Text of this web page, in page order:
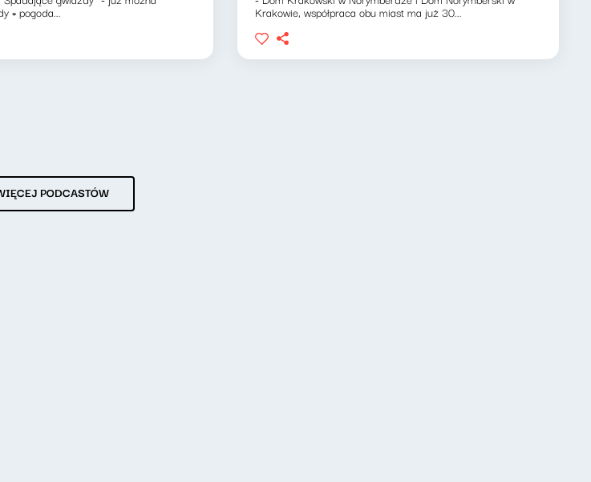
+ pogoda... Krakowie, współpraca obu miast ma już 30...
PODCASTÓW